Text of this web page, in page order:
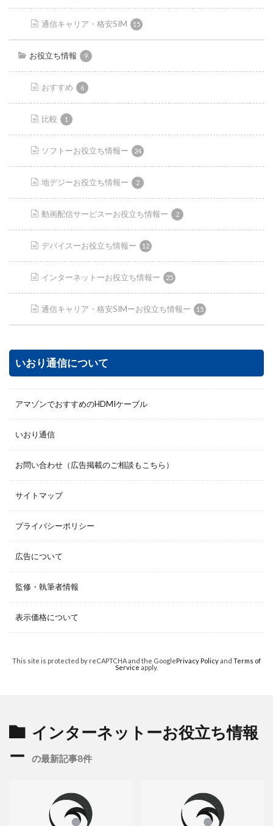
通信キャリア・格安SIM 15
お役立ち情報 9
おすすめ 6
比較 1
ソフトーお役立ち情報ー 24
地デジーお役立ち情報ー 2
動画配信サービスーお役立ち情報ー 2
デバイスーお役立ち情報ー 12
インターネットーお役立ち情報ー 25
通信キャリア・格安SIMーお役立ち情報ー 15
いおり通信について
アマゾンでおすすめのHDMIケーブル
いおり通信
お問い合わせ（広告掲載のご相談もこちら）
サイトマップ
プライバシーポリシー
広告について
監修・執筆者情報
表示価格について
This site is protected by reCAPTCHA and the GooglePrivacy Policy and Terms of
Service apply.
インターネットーお役立ち情報
ー
の最新記事8件